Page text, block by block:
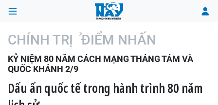
TRANG CHỦ
THỜI SỰ
CHÍNH TRỊ ĐIỂM NHẤN
KỶ NIỆM 80 NĂM CÁCH MẠNG THÁNG TÁM VÀ
QUỐC KHÁNH 2/9
Dấu ấn quốc tế trong hành trình 80 năm